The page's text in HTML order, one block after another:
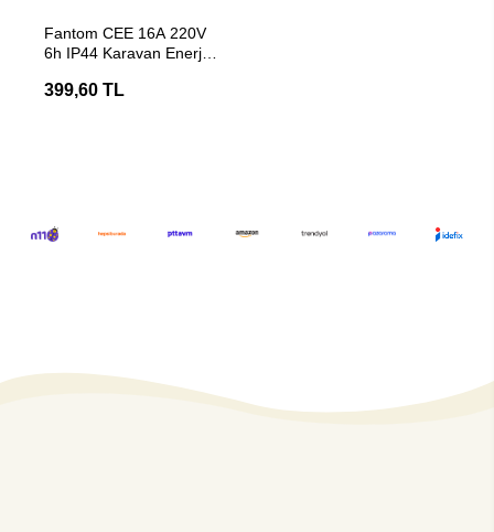
Fantom CEE 16A 220V
6h IP44 Karavan Enerji
399,60 TL